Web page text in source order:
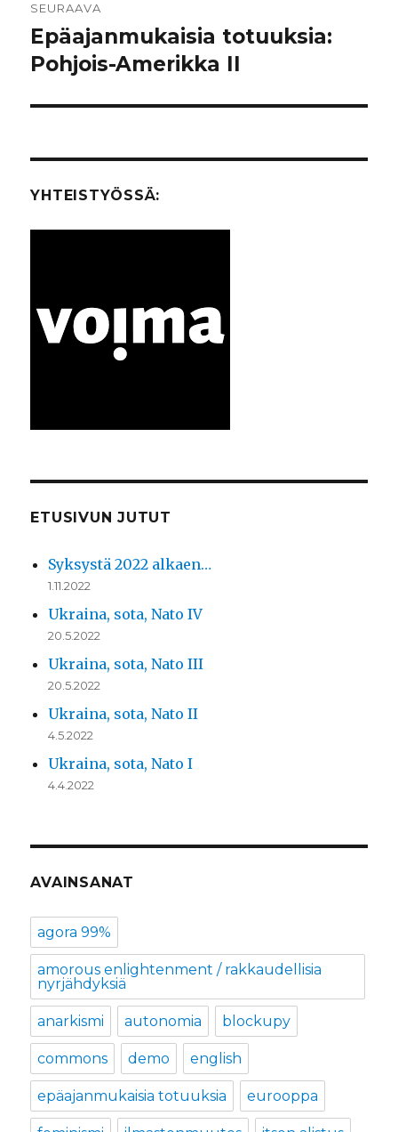
SEURAAVA
Seuraava
artikkeli:
Epäajanmukaisia totuuksia:
Pohjois-Amerikka II
YHTEISTYÖSSÄ:
ETUSIVUN JUTUT
Syksystä 2022 alkaen…
1.11.2022
Ukraina, sota, Nato IV
20.5.2022
Ukraina, sota, Nato III
20.5.2022
Ukraina, sota, Nato II
4.5.2022
Ukraina, sota, Nato I
4.4.2022
AVAINSANAT
agora 99%
amorous enlightenment / rakkaudellisia
nyrjähdyksiä
anarkismi autonomia blockupy
commons demo english
epäajanmukaisia totuuksia eurooppa